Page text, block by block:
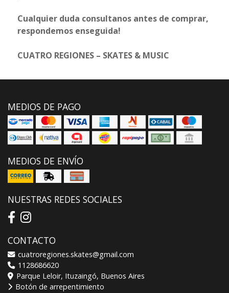
Cualquier duda consultanos antes de comprar,
respondemos enseguida!
CUATRO REGIONES – SKATES & MUSIC
MEDIOS DE PAGO
MEDIOS DE ENVÍO
NUESTRAS REDES SOCIALES
CONTACTO
cuatroregiones.skates@gmail.com
1128686620
Parque Leloir, Ituzaingó, Buenos Aires
Botón de arrepentimiento